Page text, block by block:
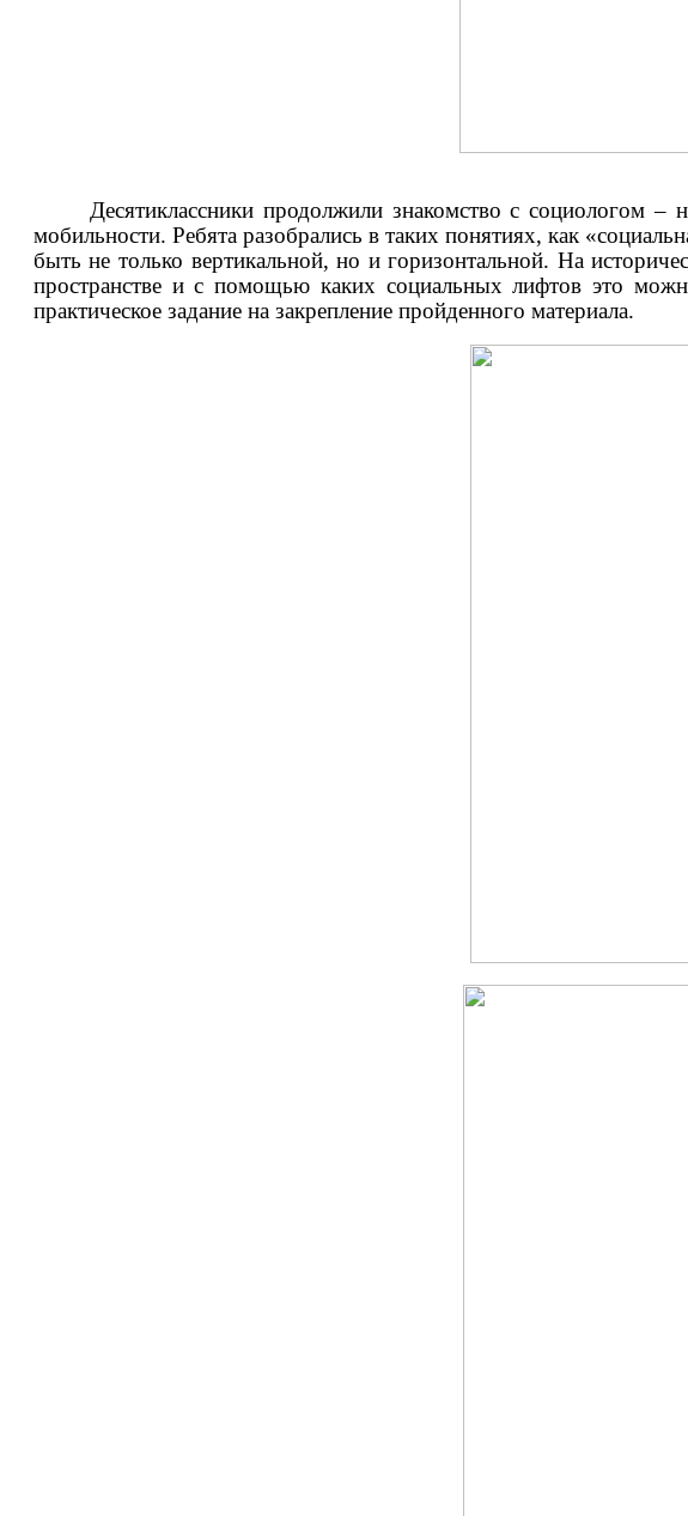
Десятиклассники продолжили знакомство с социологом –
мобильности. Ребята разобрались в таких понятиях, как
быть не только вертикальной, но и горизонтальной. На
пространстве и с помощью каких социальных лифтов это
практическое задание на закрепление пройденного материала.